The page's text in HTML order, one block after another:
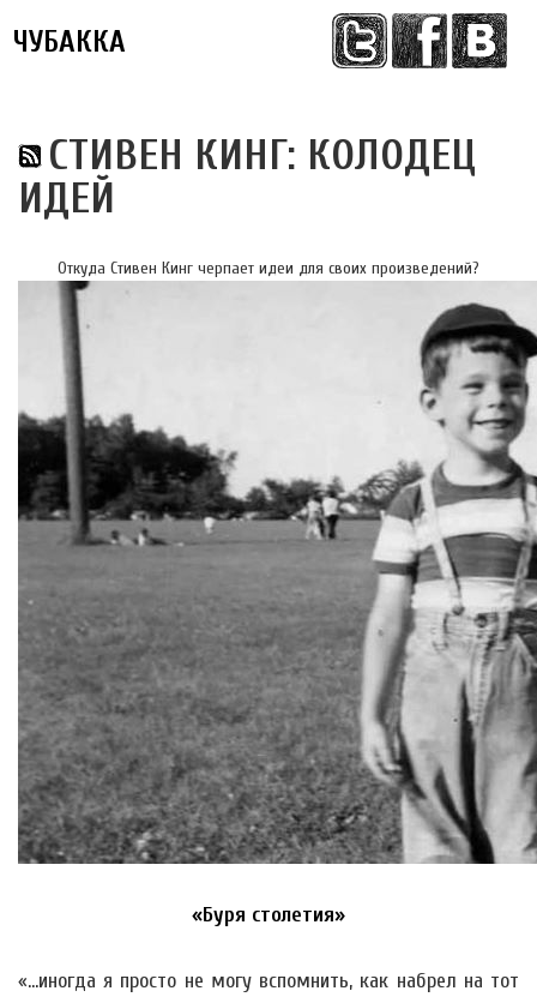
ЧУБАККА Меню
СТИВЕН КИНГ: КОЛОДЕЦ
ИДЕЙ
Откуда Стивен Кинг черпает идеи для своих произведений?
«Буря столетия»
«…иногда я просто не могу вспомнить, как набрел на тот